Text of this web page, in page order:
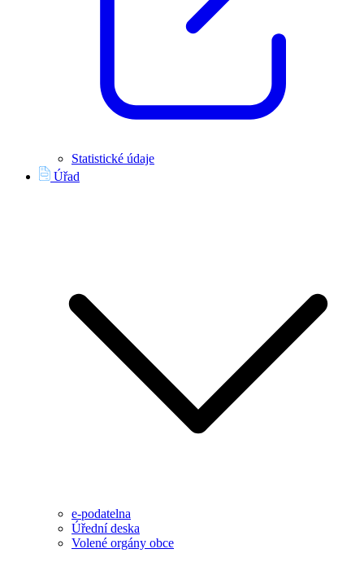
Statistické údaje
Úřad
e-podatelna
Úřední deska
Volené orgány obce